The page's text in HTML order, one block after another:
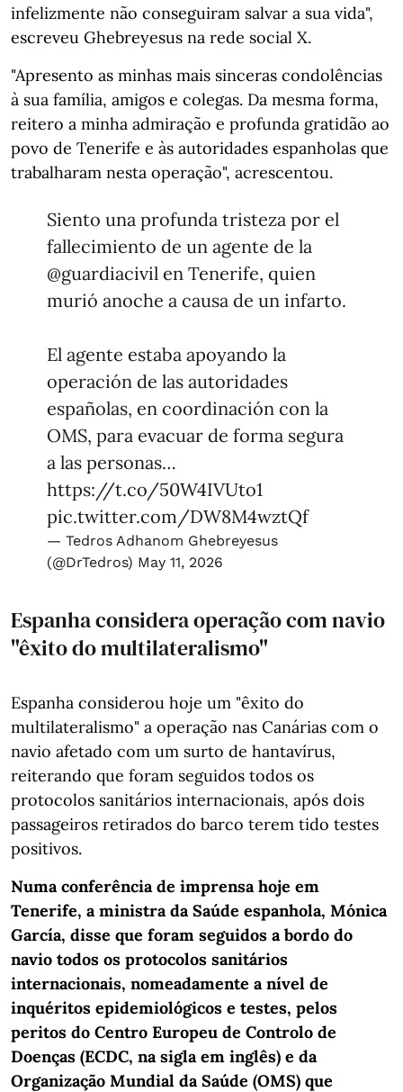
infelizmente não conseguiram salvar a sua vida",
escreveu Ghebreyesus na rede social X.
"Apresento as minhas mais sinceras condolências
à sua família, amigos e colegas. Da mesma forma,
reitero a minha admiração e profunda gratidão ao
povo de Tenerife e às autoridades espanholas que
trabalharam nesta operação", acrescentou.
Siento una profunda tristeza por el
fallecimiento de un agente de la
@guardiacivil en Tenerife, quien
murió anoche a causa de un infarto.
El agente estaba apoyando la
operación de las autoridades
españolas, en coordinación con la
OMS, para evacuar de forma segura
a las personas…
https://t.co/50W4IVUto1
pic.twitter.com/DW8M4wztQf
— Tedros Adhanom Ghebreyesus
(@DrTedros) May 11, 2026
Espanha considera operação com navio
"êxito do multilateralismo"
Espanha considerou hoje um "êxito do
multilateralismo" a operação nas Canárias com o
navio afetado com um surto de hantavírus,
reiterando que foram seguidos todos os
protocolos sanitários internacionais, após dois
passageiros retirados do barco terem tido testes
positivos.
Numa conferência de imprensa hoje em
Tenerife, a ministra da Saúde espanhola, Mónica
García, disse que foram seguidos a bordo do
navio todos os protocolos sanitários
internacionais, nomeadamente a nível de
inquéritos epidemiológicos e testes, pelos
peritos do Centro Europeu de Controlo de
Doenças (ECDC, na sigla em inglês) e da
Organização Mundial da Saúde (OMS) que